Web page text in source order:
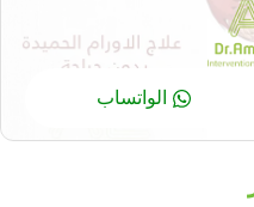
الواتساب